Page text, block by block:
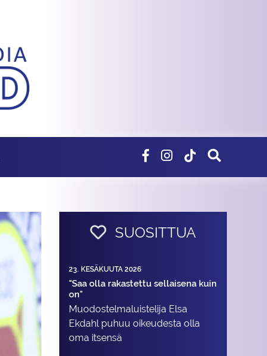
SUOSITTUA
23. KESÄKUUTA 2026
"Saa olla rakastettu sellaisena kuin
on"
Muodostelma­luistelija Elsa
Ekdahl puhuu oikeudesta olla
oma itsensä